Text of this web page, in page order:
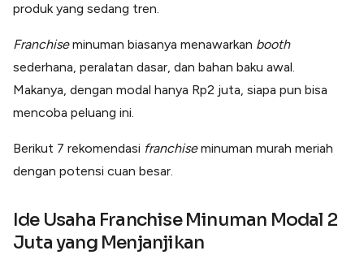
Pencatatan Laporan Keuangan Gratis
Integrasi Accurate
Integrasi Paper dengan Accurate
produk yang sedang tren.
Franchiseminuman biasanya menawarkan booth
sederhana, peralatan dasar, dan bahan baku awal.
Makanya, dengan modal hanya Rp2 juta, siapa pun bisa
mencoba peluang ini.
Berikut 7 rekomendasi franchiseminuman murah meriah
dengan potensi cuan besar.
Ide Usaha Franchise Minuman Modal 2
Juta yang Menjanjikan